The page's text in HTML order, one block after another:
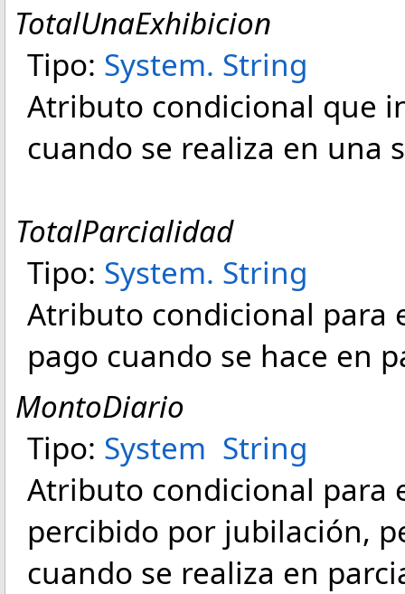
TotalUnaExhibicion
Tipo: System. String
Atributo condicional que
cuando se realiza en una
TotalParcialidad
Tipo: System. String
Atributo condicional para
pago cuando se hace en
MontoDiario
Tipo: System String
Atributo condicional para
percibido por jubilación,
cuando se realiza en